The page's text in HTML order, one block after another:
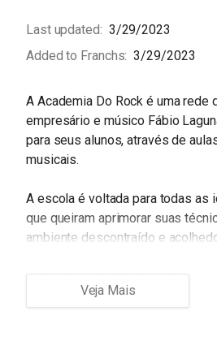
Last updated
3/29/2023
Added to Franchs 3/29/2023
A Academia Do Rock é uma
empresário e músico Fábio
para seus alunos, através de
musicais.
A escola é voltada para todas
que queiram aprimorar suas
ambiente descontraído e
A Academia Do Rock se destaca
interativa. Através do programa